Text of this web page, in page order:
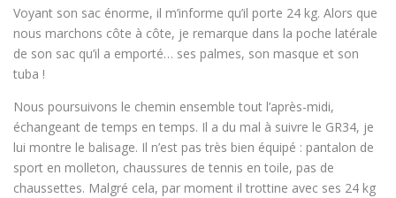
Voyant son sac énorme, il m’informe qu’il porte 24 kg. Alors que
nous marchons côte à côte, je remarque dans la poche latérale
de son sac qu’il a emporté… ses palmes, son masque et son
tuba !
Nous poursuivons le chemin ensemble tout l’après-midi,
échangeant de temps en temps. Il a du mal à suivre le GR34, je
lui montre le balisage. Il n’est pas très bien équipé : pantalon de
sport en molleton, chaussures de tennis en toile, pas de
chaussettes. Malgré cela, par moment il trottine avec ses 24 kg